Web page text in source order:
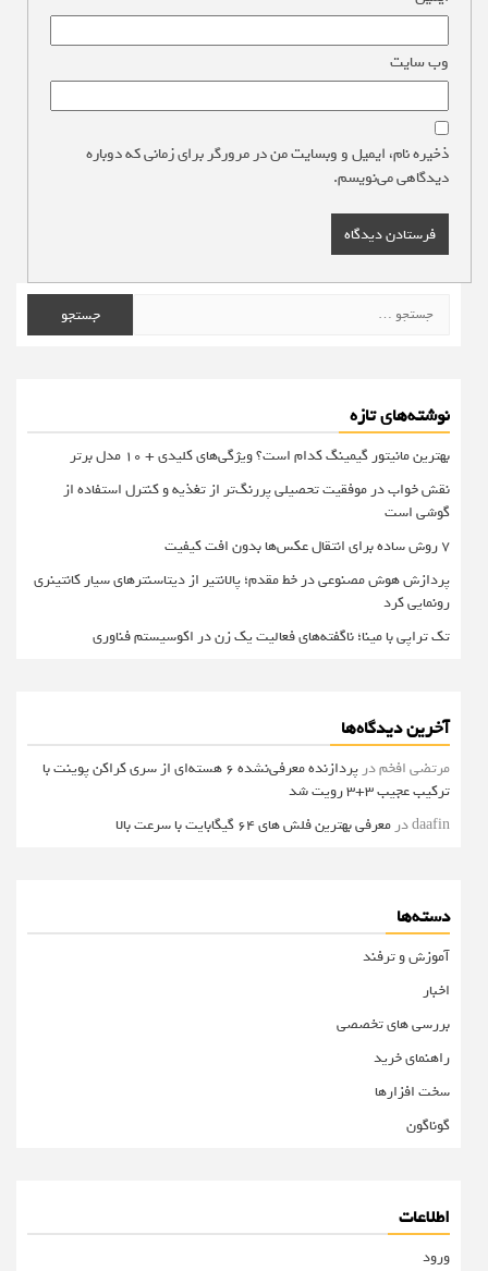
وب‌ سایت
ذخیره نام، ایمیل و وبسایت من در مرورگر برای زمانی که دوباره
دیدگاهی می‌نویسم.
برای:
نوشته‌های تازه
بهترین مانیتور گیمینگ کدام است؟ ویژگی‌های کلیدی + 10 مدل برتر
نقش خواب در موفقیت تحصیلی پررنگ‌تر از تغذیه و کنترل استفاده از
گوشی است
۷ روش ساده برای انتقال عکس‌ها بدون افت کیفیت
پردازش هوش مصنوعی در خط مقدم؛ پالانتیر از دیتاسنترهای سیار کانتینری
رونمایی کرد
تک تراپی با مینا؛ ناگفته‌های فعالیت یک زن در اکوسیستم فناوری
آخرین دیدگاه‌ها
مرتضی افخمدر
پردازنده معرفی‌نشده 6 هسته‌ای از سری کراکن پوینت با
ترکیب عجیب 3+3 رویت شد
daafinدر معرفی بهترین فلش های 64 گیگابایت با سرعت بالا
دسته‌ها
آموزش و ترفند
اخبار
بررسی های تخصصی
راهنمای خرید
سخت افزارها
گوناگون
اطلاعات
ورود